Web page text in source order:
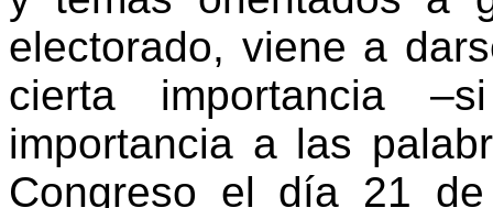
electorado, viene a
cierta importancia
importancia a las
Congreso el día 21